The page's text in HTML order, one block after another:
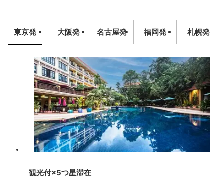
東京発 大阪発 名古屋発 福岡発 札幌発
観光付×5つ星滞在